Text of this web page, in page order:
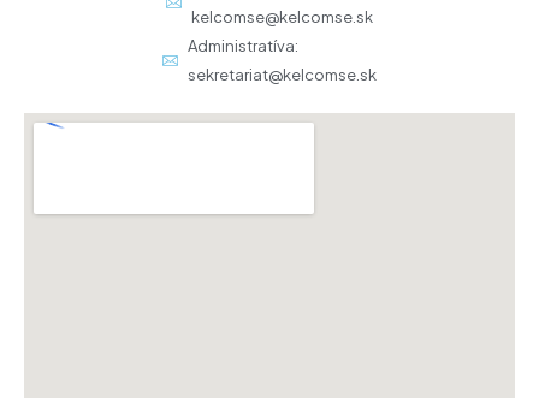
kelcomse@kelcomse.sk
Administratíva:
sekretariat@kelcomse.sk